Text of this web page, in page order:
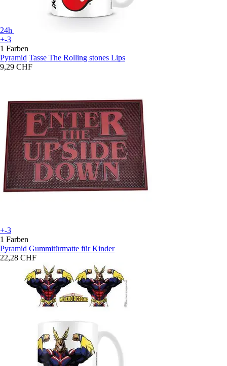
24h
+-3
1 Farben
Pyramid Tasse The Rolling stones Lips
9,29 CHF
+-3
1 Farben
Pyramid Gummitürmatte für Kinder
22,28 CHF